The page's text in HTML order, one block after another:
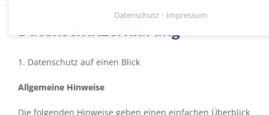
Datenschutzerklärung
1. Datenschutz auf einen Blick
Allgemeine Hinweise
Die folgenden Hinweise geben einen einfachen Überblick
Datenschutz Impressum